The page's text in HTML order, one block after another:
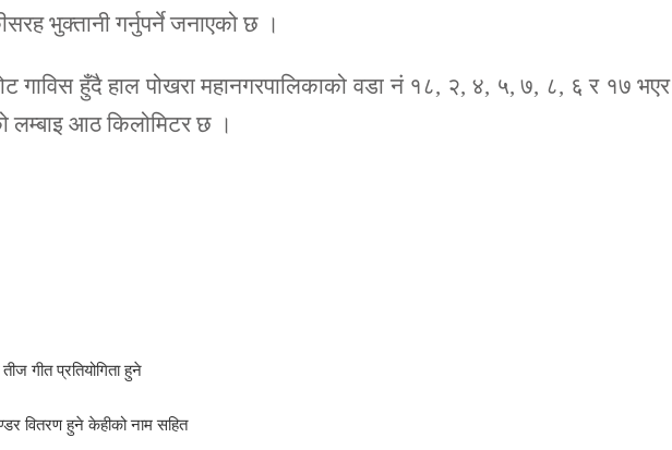
भुक्तानी गर्नुपर्ने जनाएको छ ।
गाविस हुँदै हाल पोखरा महानगरपालिकाको वडा नं १८, २, ४, ५, ७, ८, ६ र १७ भएर
लम्बाइ आठ किलोमिटर छ ।
गीत प्रतियोगिता हुने
वितरण हुने केहीको नाम सहित